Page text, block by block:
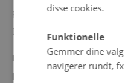
Paper bedes sendt til: Pia
Deadline for paper er den
Paper skal indeholde:
I)
disse cookies.
Funktionelle
Gemmer dine
navigerer rundt,